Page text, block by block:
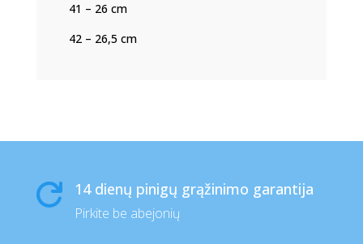
41 – 26 cm
42 – 26,5 cm
 14 dienų pinigų grąžinimo garantija
Pirkite be abejonių